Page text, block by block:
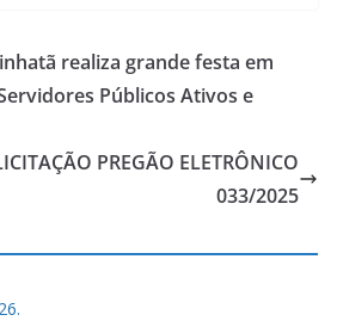
realiza grande festa em
Públicos Ativos e
PREGÃO ELETRÔNICO
033/2025